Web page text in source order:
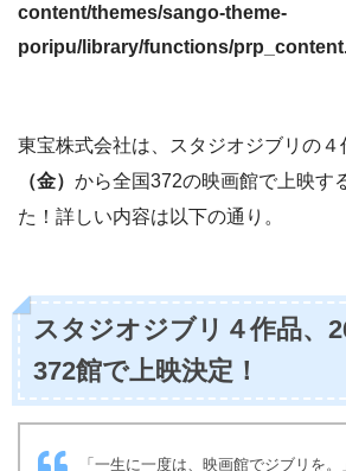
content/themes/sango-theme-
poripu/library/functions/
東宝株式会社は、スタジオジブリの４
（金） から全国372の映画館で上映す
た！詳しい内容は以下の通り。
スタジオジブリ４作品、
372館で上映決定！
「一生に一度は、映画館でジブリを。